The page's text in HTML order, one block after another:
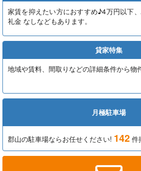
家賃を抑えたい方におすすめ♪4万円以下
礼金 なしなどもあります。
貸家特集
地域や賃料、間取りなどの詳細条件から物
月極駐車場
郡山の駐車場ならお任せください! 142 件